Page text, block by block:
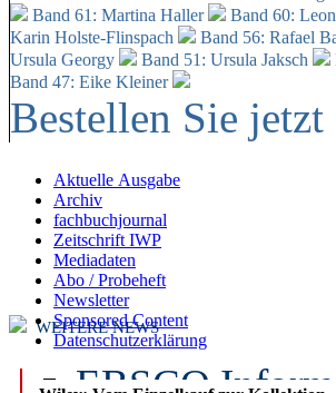
Band 61: Martina Haller
Band 60:
Karin Holste-Flinspach
Band 56: Rafael
Ursula Georgy
Band 51: Ursula Jaksch
Band 47: Eike Kleiner
Bestellen Sie
Aktuelle Ausgabe
Archiv
fachbuchjournal
Zeitschrift IWP
Mediadaten
Abo / Probeheft
Newsletter
Sponsored Content
Datenschutzerklärung
WEITERE NEWS
EBSCO